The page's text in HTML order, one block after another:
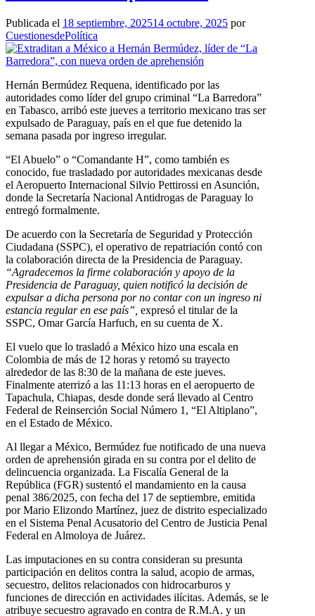
Publicada el 18 septiembre, 202514 octubre, 2025 por
CuestionesdePolítica
Hernán Bermúdez Requena, identificado por las
autoridades como líder del grupo criminal “La Barredora”
en Tabasco, arribó este jueves a territorio mexicano tras ser
expulsado de Paraguay, país en el que fue detenido la
semana pasada por ingreso irregular.
“El Abuelo” o “Comandante H”, como también es
conocido, fue trasladado por autoridades mexicanas desde
el Aeropuerto Internacional Silvio Pettirossi en Asunción,
donde la Secretaría Nacional Antidrogas de Paraguay lo
entregó formalmente.
De acuerdo con la Secretaría de Seguridad y Protección
Ciudadana (SSPC), el operativo de repatriación contó con
la colaboración directa de la Presidencia de Paraguay.
“Agradecemos la firme colaboración y apoyo de la
Presidencia de Paraguay, quien notificó la decisión de
expulsar a dicha persona por no contar con un ingreso ni
estancia regular en ese país”, expresó el titular de la
SSPC, Omar García Harfuch, en su cuenta de X.
El vuelo que lo trasladó a México hizo una escala en
Colombia de más de 12 horas y retomó su trayecto
alrededor de las 8:30 de la mañana de este jueves.
Finalmente aterrizó a las 11:13 horas en el aeropuerto de
Tapachula, Chiapas, desde donde será llevado al Centro
Federal de Reinserción Social Número 1, “El Altiplano”,
en el Estado de México.
Al llegar a México, Bermúdez fue notificado de una nueva
orden de aprehensión girada en su contra por el delito de
delincuencia organizada. La Fiscalía General de la
República (FGR) sustentó el mandamiento en la causa
penal 386/2025, con fecha del 17 de septiembre, emitida
por Mario Elizondo Martínez, juez de distrito especializado
en el Sistema Penal Acusatorio del Centro de Justicia Penal
Federal en Almoloya de Juárez.
Las imputaciones en su contra consideran su presunta
participación en delitos contra la salud, acopio de armas,
secuestro, delitos relacionados con hidrocarburos y
funciones de dirección en actividades ilícitas. Además, se le
atribuye secuestro agravado en contra de R.M.A. y un